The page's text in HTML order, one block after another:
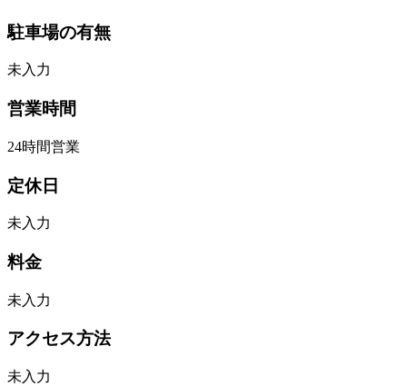
駐車場の有無
未入力
営業時間
24時間営業
定休日
未入力
料金
未入力
アクセス方法
未入力